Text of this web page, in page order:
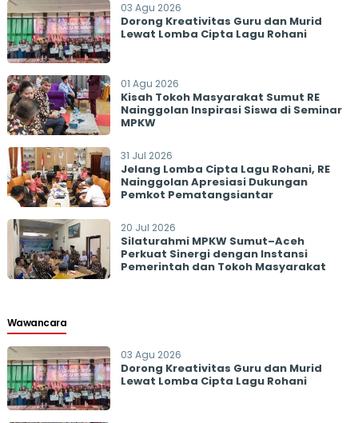
03 Agu 2026
Dorong Kreativitas Guru dan Murid
Lewat Lomba Cipta Lagu Rohani
01 Agu 2026
Kisah Tokoh Masyarakat Sumut RE
Nainggolan Inspirasi Siswa di Seminar
MPKW
31 Jul 2026
Jelang Lomba Cipta Lagu Rohani, RE
Nainggolan Apresiasi Dukungan
Pemkot Pematangsiantar
20 Jul 2026
Silaturahmi MPKW Sumut–Aceh
Perkuat Sinergi dengan Instansi
Pemerintah dan Tokoh Masyarakat
Wawancara
03 Agu 2026
Dorong Kreativitas Guru dan Murid
Lewat Lomba Cipta Lagu Rohani